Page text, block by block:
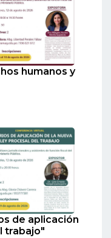
humanos y
de aplicación
trabajo"